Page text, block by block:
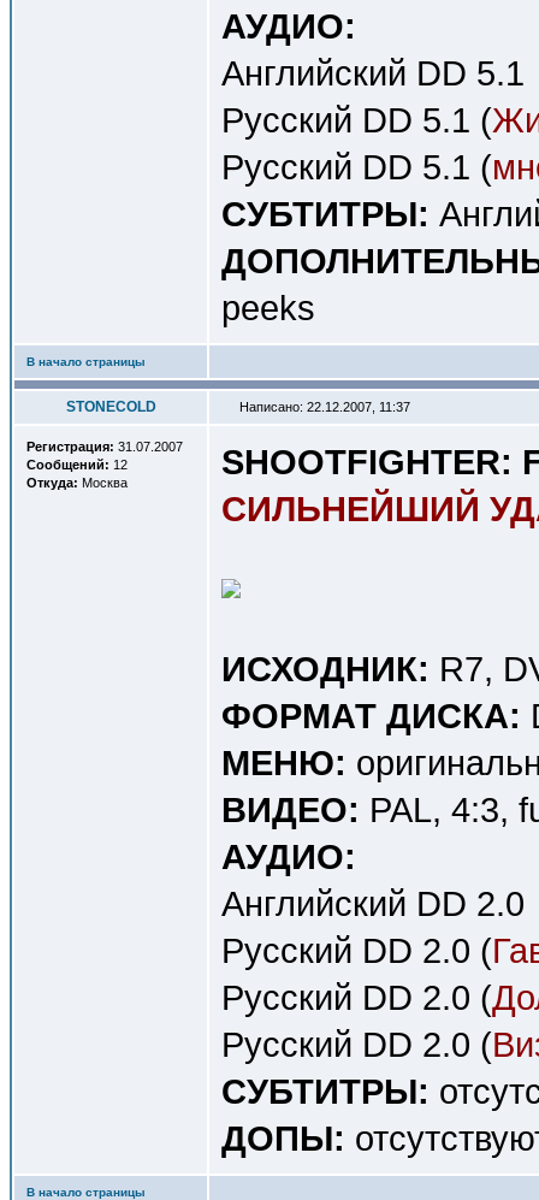
АУДИО:
Английский DD 5.1
Русский DD 5.1 (
Русский DD 5.1 (
СУБТИТРЫ:
peeks
В начало страницы
STONECOLD Написано: 22.12.2007, 11:37
Регистрация: 31.07.2007
Сообщений: 12
Откуда: Москва
SHOOTFIGHTER:
СИЛЬНЕЙШИЙ
ИСХОДНИК: R7,
ФОРМАТ ДИСКА:
МЕНЮ:
ВИДЕО: PAL, 4:3,
АУДИО:
Английский DD 2.0
Русский DD 2.0 (
Русский DD 2.0 (
Русский DD 2.0 (
СУБТИТРЫ:
ДОПЫ:
В начало страницы